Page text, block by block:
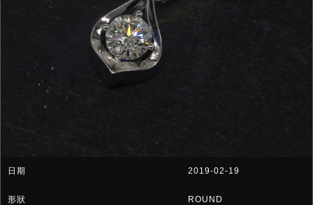
2019-02-19
ROUND